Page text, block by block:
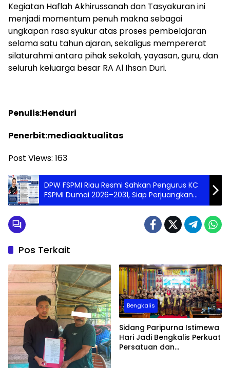
Kegiatan Haflah Akhirussanah dan Tasyakuran ini
menjadi momentum penuh makna sebagai
ungkapan rasa syukur atas proses pembelajaran
selama satu tahun ajaran, sekaligus mempererat
silaturahmi antara pihak sekolah, yayasan, guru, dan
seluruh keluarga besar RA Al Ihsan Duri.
Penulis:Henduri
Penerbit:mediaaktualitas
Post Views: 163
DPW FSPMI Riau Resmi Sahkan Pengurus KC
FSPMI Dumai 2026–2031, Siap Perjuangkan
Hak Buruh
Pos Terkait
Bengkalis
Sidang Paripurna Istimewa
Hari Jadi Bengkalis Perkuat
Persatuan dan